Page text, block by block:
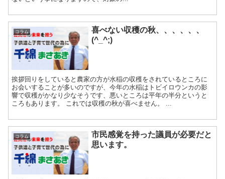
コラム
喜べない収穫の秋、、、、、、
(^_^;)
挨拶回りをしていると農家の方が水稲の収穫をされているところに
お会いすることが多いのですが、今年の水稲はトビイロウンカの影
響で収穫がかなり少なそうです、悪いところは平年の半分というと
ころもあります。 これでは収穫の秋が喜べません。 ...
コラム
市民感覚を持った議員が必要だと
思います。